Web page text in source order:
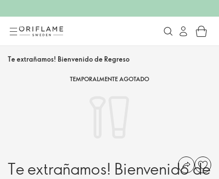
Te extrañamos! Bienvenido de Regreso
TEMPORALMENTE AGOTADO
Te extrañamos! Bienvenido de